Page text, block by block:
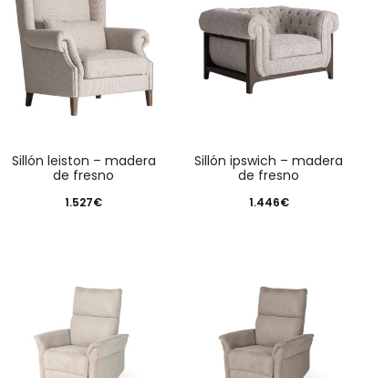
sillón leiston – madera
de fresno
1.527€
sillón ipswich – madera
de fresno
1.446€